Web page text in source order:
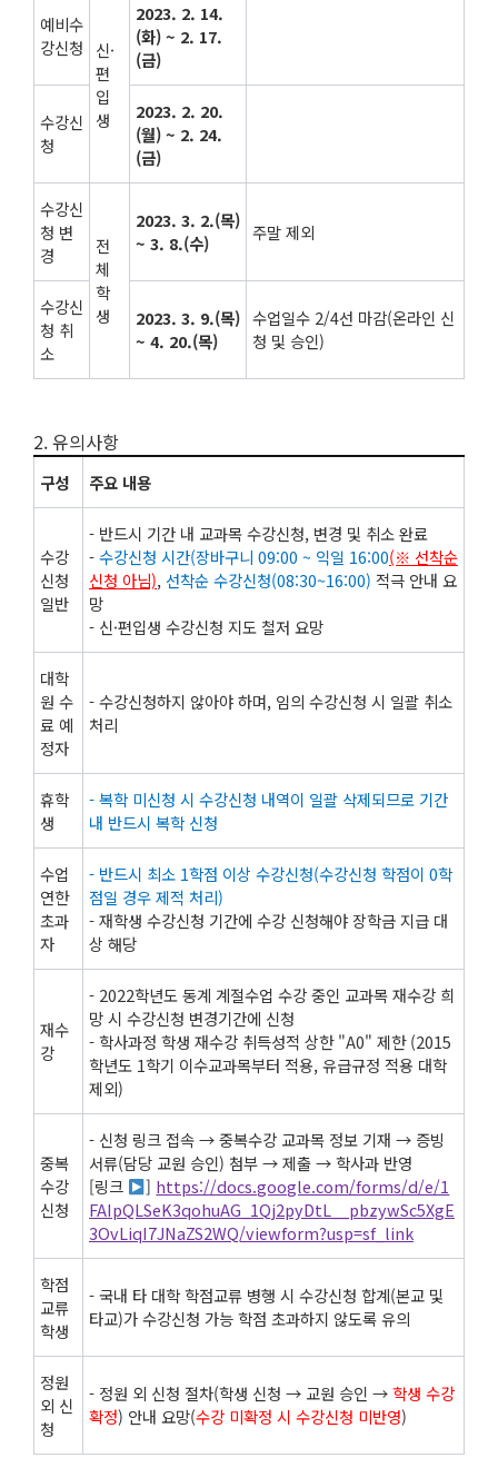
예비수
강신청
신·
편
입
생
2023. 2. 14.
(화) ~ 2. 17.
(금)
수강신
청
2023. 2. 20.
(월) ~ 2. 24.
(금)
수강신
청 변
경
전
체
학
생
2023. 3. 2.(목)
~ 3. 8.(수)
주말 제외
수강신
청 취
소
2023. 3. 9.(목)
~ 4. 20.(목)
수업일수 2/4선 마감(온라인 신
청 및 승인)
2. 유의사항
구성 주요 내용
수강
신청
일반
- 반드시 기간 내 교과목 수강신청, 변경 및 취소 완료
-수강신청 시간(장바구니 09:00 ~ 익일 16:00(※ 선착순
신청 아님),선착순 수강신청(08:30~16:00) 적극 안내 요
망
- 신·편입생 수강신청 지도 철저 요망
대학
원 수
료 예
정자
- 수강신청하지 않아야 하며, 임의 수강신청 시 일괄 취소
처리
휴학
생
- 복학 미신청 시 수강신청 내역이 일괄 삭제되므로 기간
내 반드시 복학 신청
수업
연한
초과
자
- 반드시 최소 1학점 이상 수강신청(수강신청 학점이 0학
점일 경우 제적 처리)
- 재학생 수강신청 기간에 수강 신청해야 장학금 지급 대
상 해당
재수
강
- 2022학년도 동계 계절수업 수강 중인 교과목 재수강 희
망 시 수강신청 변경기간에 신청
- 학사과정 학생 재수강 취득성적 상한 "A0" 제한 (2015
학년도 1학기 이수교과목부터 적용, 유급규정 적용 대학
제외)
중복
수강
신청
- 신청 링크 접속 → 중복수강 교과목 정보 기재 → 증빙
서류(담당 교원 승인) 첨부 → 제출 → 학사과 반영
[링크
] https://docs.google.com/forms/d/e/1
FAIpQLSeK3qohuAG_1Qj2pyDtL__pbzywSc5XgE
3OvLiqI7JNaZS2WQ/viewform?usp=sf_link
학점
교류
학생
- 국내 타 대학 학점교류 병행 시 수강신청 합계(본교 및
타교)가 수강신청 가능 학점 초과하지 않도록 유의
정원
외 신
청
- 정원 외 신청 절차(학생 신청 → 교원 승인 →학생 수강
확정) 안내 요망(수강 미확정 시 수강신청 미반영)